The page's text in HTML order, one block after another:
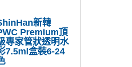
新韓
Premium頂
專家管狀透明水
7.5ml盒裝6-24